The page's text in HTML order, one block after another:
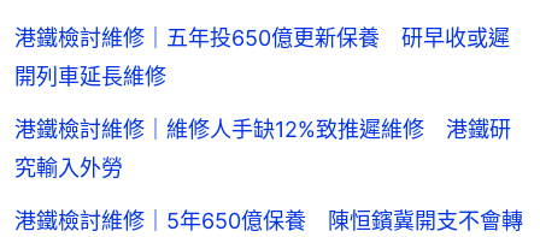
港鐵檢討維修｜五年投650億更新保養 研早收或遲
開列車延長維修
港鐵檢討維修｜維修人手缺12%致推遲維修 港鐵研
究輸入外勞
港鐵檢討維修｜5年650億保養 陳恒鑌冀開支不會轉